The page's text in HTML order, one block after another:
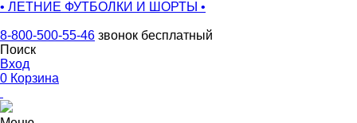
• ЛЕТНИЕ ФУТБОЛКИ И ШОРТЫ •
8-800-500-55-46 звонок бесплатный
Поиск
Вход
0 Корзина